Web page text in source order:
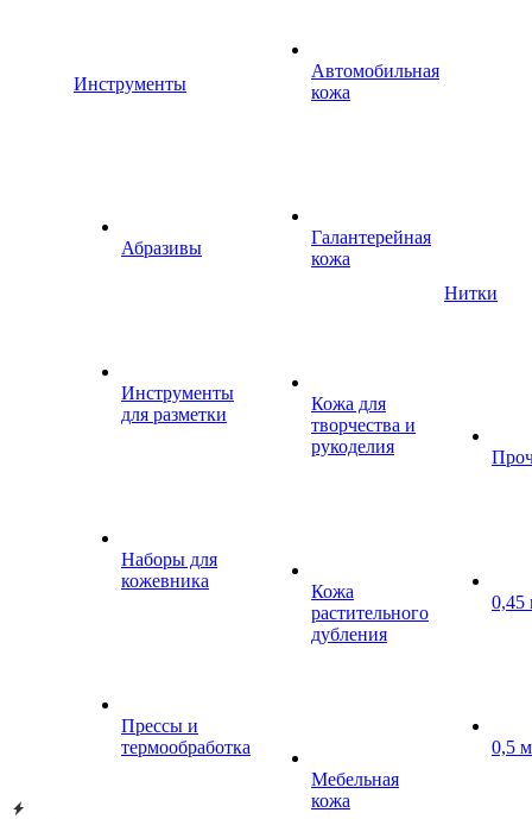
Инструменты
Абразивы
Инструменты
для разметки
Наборы для
кожевника
Прессы и
термообработка
Автомобильная
кожа
Галантерейная
кожа
Кожа для
творчества и
рукоделия
Кожа
растительного
дубления
Мебельная
кожа
Нитки
0,45
0,5